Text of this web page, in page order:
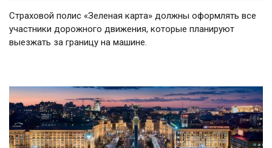
Страховой полис «Зеленая карта» должны оформлять все
участники дорожного движения, которые планируют
выезжать за границу на машине.